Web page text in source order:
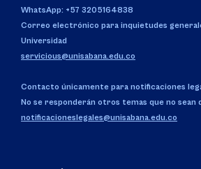
WhatsApp: +57 3205164838
Correo electrónico para inquietudes
Universidad
servicious@unisabana.edu.co
Contacto únicamente para notificaciones
No se responderán otros temas que no sean
notificacioneslegales@unisabana.edu.co